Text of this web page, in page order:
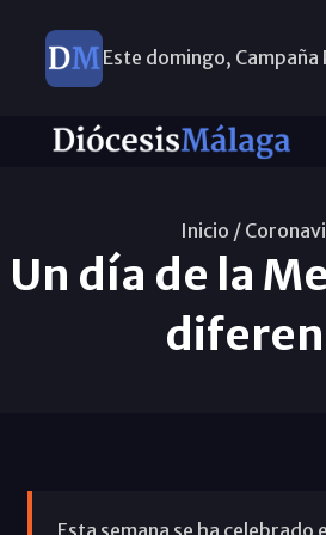
Este domingo, Campaña
Inicio /
Un día de la
Esta semana se ha celebrado